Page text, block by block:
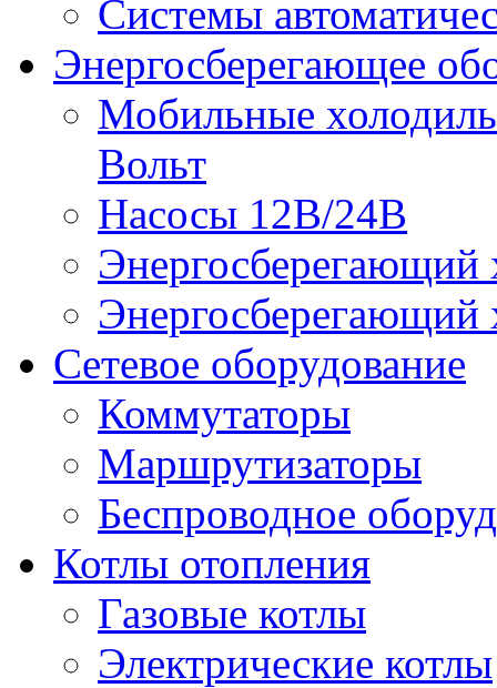
Системы
Энергосберегающее
Мобильные
Вольт
Насосы 12В/24В
Энергосберегающий
Энергосберегающий
Сетевое оборудование
Коммутаторы
Маршрутизаторы
Беспроводное
Котлы отопления
Газовые котлы
Электрические котлы